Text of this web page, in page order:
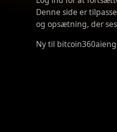
Denne side er
og opsætning, der
Ny til